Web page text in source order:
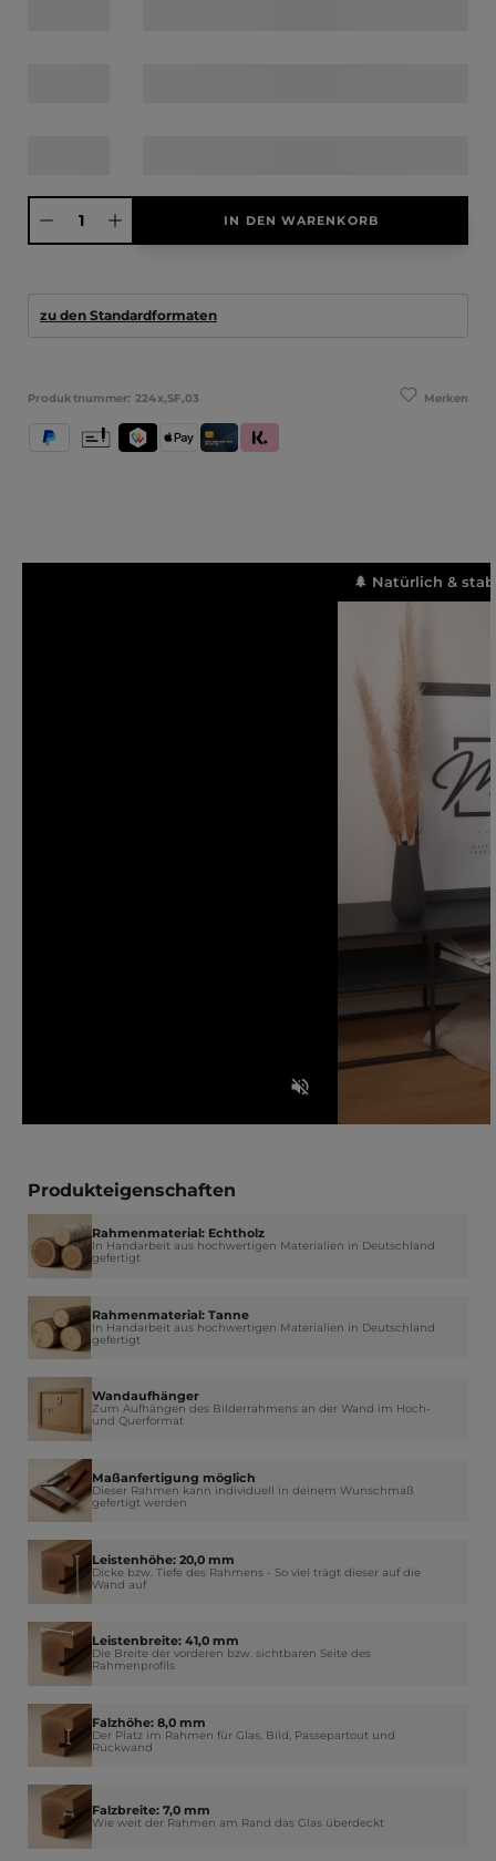
IN DEN WARENKORB
zu den Standardformaten
Merken
Produktnummer: 224x,SF,03
TWINT
PayPal Apple PayKredit- und Debitkarte
Klarna (Rechnung / Ratenkauf / Sofort)
Vorkasse
🌲 Natürlich &
Produkteigenschaften
Rahmenmaterial: Echtholz
In Handarbeit aus hochwertigen Materialien in Deutschland
gefertigt
Rahmenmaterial: Tanne
In Handarbeit aus hochwertigen Materialien in Deutschland
gefertigt
Wandaufhänger
Zum Aufhängen des Bilderrahmens an der Wand im Hoch-
und Querformat
Maßanfertigung möglich
Dieser Rahmen kann individuell in deinem Wunschmaß
gefertigt werden
Leistenhöhe: 20,0 mm
Dicke bzw. Tiefe des Rahmens - So viel trägt dieser auf die
Wand auf
Leistenbreite: 41,0 mm
Die Breite der vorderen bzw. sichtbaren Seite des
Rahmenprofils
Falzhöhe: 8,0 mm
Der Platz im Rahmen für Glas, Bild, Passepartout und
Rückwand
Falzbreite: 7,0 mm
Wie weit der Rahmen am Rand das Glas überdeckt